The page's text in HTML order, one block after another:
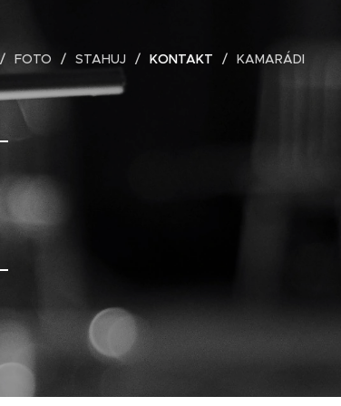
FOTO STAHUJ KONTAKT KAMARÁDI